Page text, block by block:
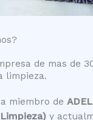
de mas de
limpieza.
miembro de ADEL
y